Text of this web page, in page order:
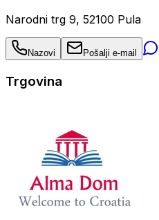
Narodni trg 9, 52100 Pula
Nazovi Pošalji e-mail
Trgovina